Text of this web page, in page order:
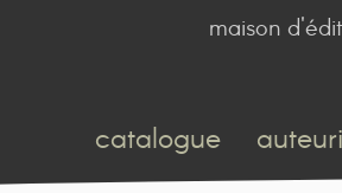
maison
catalogue